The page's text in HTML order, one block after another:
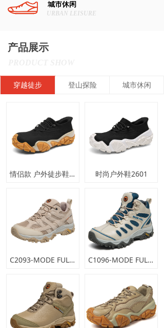
城市休闲
URBAN LEISURE
产品展示
穿越徒步 登山探险 城市休闲
情侣款 户外徒步鞋2602 时尚户外鞋2601
C2093-MODE FULL麦乐户外运动休闲鞋登山鞋男女徒步鞋耐磨轻便透气低帮 C1096-MODE FULL麦乐户外运动鞋男登山鞋女徒步鞋防水耐磨减震舒适休闲